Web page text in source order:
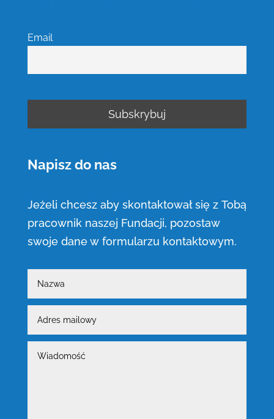
Email
Napisz do nas
Jeżeli chcesz aby skontaktował się z Tobą
pracownik naszej Fundacji, pozostaw
swoje dane w formularzu kontaktowym.
mailowy